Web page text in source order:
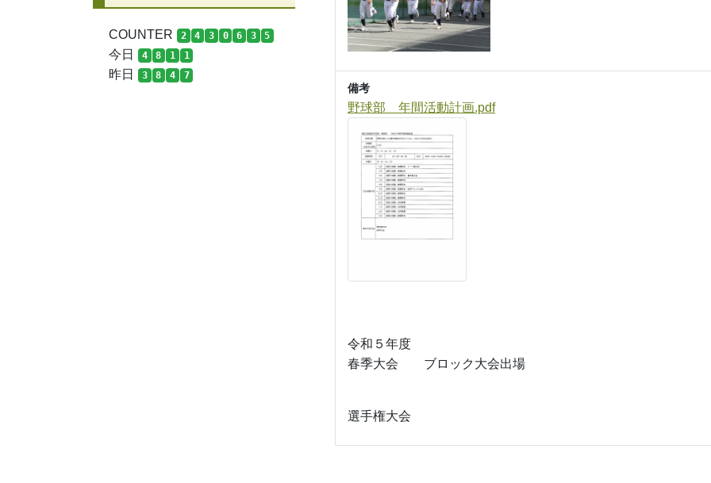
COUNTER 2 4 3 0 6 3 5
今日 4 8 1 1
昨日 3 8 4 7
備考
野球部 年間活動計画.pdf
令和５年度
春季大会 ブロック大会出場
選手権大会